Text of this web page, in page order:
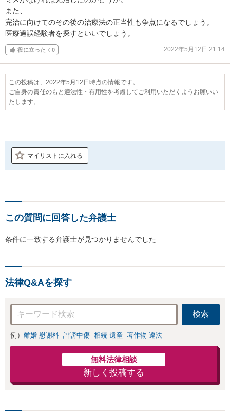
また、
完治に向けてのその後の治療法の正当性も争点になるでしょう。
医療過誤経験者を探すといいでしょう。
役に立った 0 2022年5月12日 21:14
この投稿は、2022年5月12日時点の情報です。
ご自身の責任のもと適法性・有用性を考慮してご利用いただくようお願いい
たします。
マイリストに入れる
この質問に回答した弁護士
条件に一致する弁護士が見つかりませんでした
法律Q&Aを探す
検索
例） 離婚 慰謝料 誹謗中傷 相続 遺産 著作物 違法
無料法律相談
新しく投稿する